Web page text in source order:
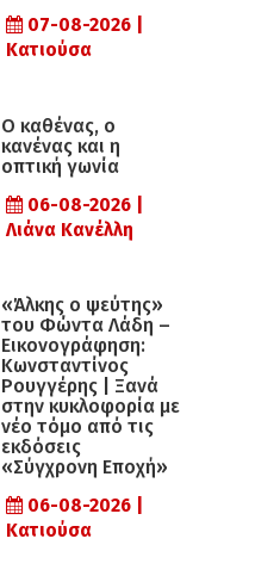
07-08-2026 |
Κατιούσα
Ο καθένας, ο
κανένας και η
οπτική γωνία
06-08-2026 |
Λιάνα Κανέλλη
«Άλκης ο ψεύτης»
του Φώντα Λάδη –
Εικονογράφηση:
Κωνσταντίνος
Ρουγγέρης | Ξανά
στην κυκλοφορία με
νέο τόμο από τις
εκδόσεις
«Σύγχρονη Εποχή»
06-08-2026 |
Κατιούσα